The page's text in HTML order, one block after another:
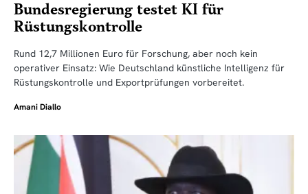
Bundesregierung testet KI für
Rüstungskontrolle
Rund 12,7 Millionen Euro für Forschung, aber noch kein
operativer Einsatz: Wie Deutschland künstliche Intelligenz für
Rüstungskontrolle und Exportprüfungen vorbereitet.
Amani Diallo